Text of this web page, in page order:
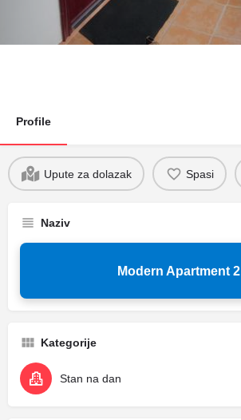
Profile
Upute za dolazak Spasi
Naziv
Modern Apartment 2
Kategorije
Stan na dan